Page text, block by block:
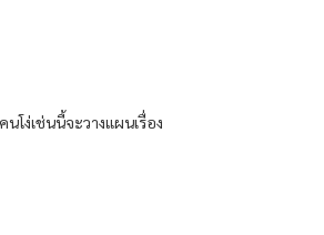
โง่เช่นนี้จะวางแผนเรื่อง